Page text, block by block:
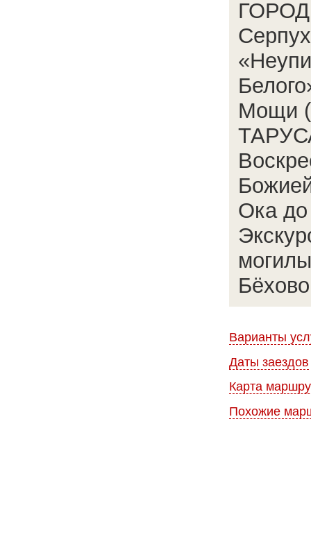
ГОРОД
Мощи
Ока
Варианты
Даты заездов
Карта
Похожие